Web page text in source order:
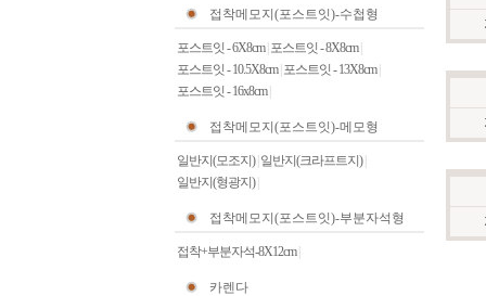
접착메모지(포스트잇)-수첩형
포스트잇 - 6X8cm| 포스트잇 - 8X8cm|
포스트잇 - 10.5X8cm| 포스트잇 - 13X8cm|
포스트잇 - 16x8cm|
접착메모지(포스트잇)-메모형
일반지(모조지)| 일반지(크라프트지)|
일반지(형광지)|
접착메모지(포스트잇)-부분자석형
접착+부분자석-8X12cm|
카렌다